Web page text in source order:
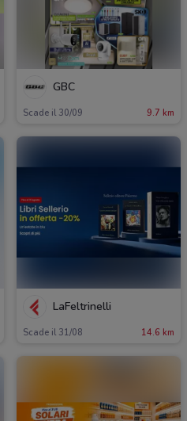
GBC
Scade il 30/09 9.7 km
LaFeltrinelli
Scade il 31/08 14.6 km